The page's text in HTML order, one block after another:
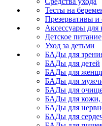
Тесты на
Презервативы и
Аксессуары для
Детское питание
Уход за детьми
БАДы для
БАДы для детей
БАДы для
БАДы для
БАДы для
БАДы для кожи,
БАДы для
БАДы для